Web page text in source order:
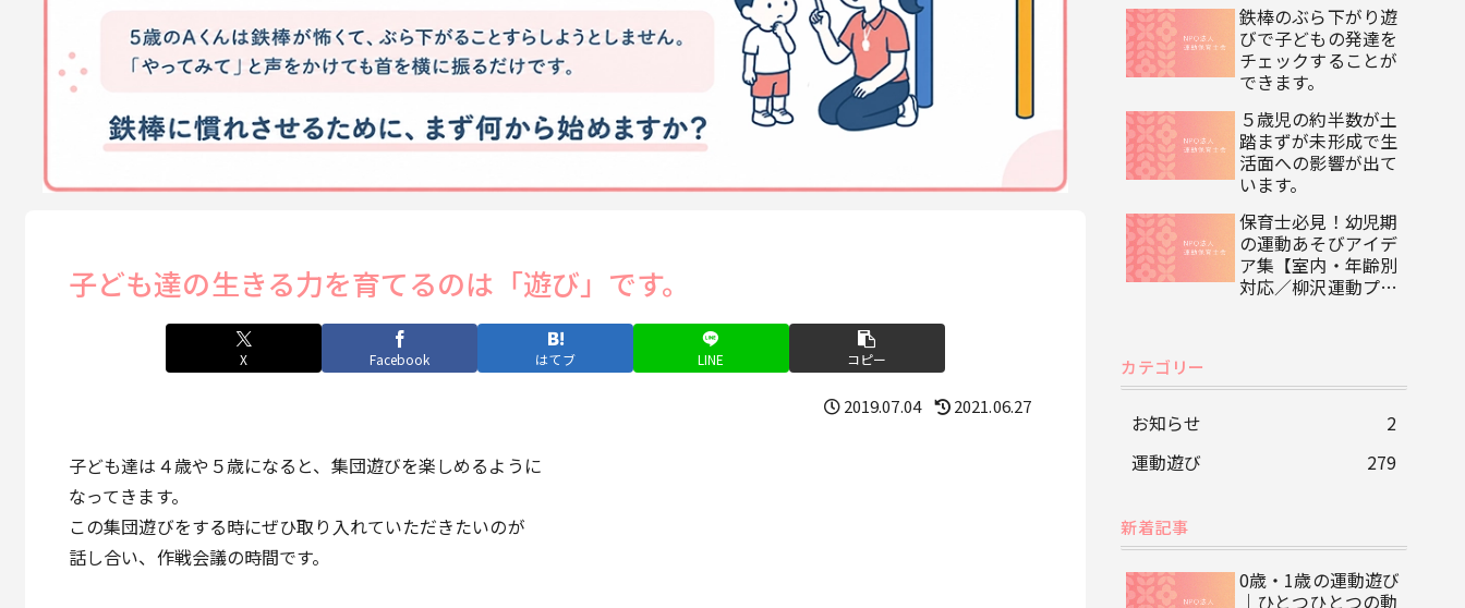
子ども達の生きる力を育てるのは「遊び」です。
X Facebook はてブ LINE コピー
2019.07.04 2021.06.27
子ども達は４歳や５歳になると、集団遊びを楽しめるように
なってきます。
この集団遊びをする時にぜひ取り入れていただきたいのが
話し合い、作戦会議の時間です。
鉄棒のぶら下がり遊
びで子どもの発達を
チェックすることが
できます。
５歳児の約半数が土
踏まずが未形成で生
活面への影響が出て
います。
保育士必見！幼児期
の運動あそびアイデ
ア集【室内・年齢別
対応／柳沢運動プロ
カテゴリー
お知らせ
2
運動遊び
279
新着記事
0歳・1歳の運動遊び
｜ひとつひとつの動